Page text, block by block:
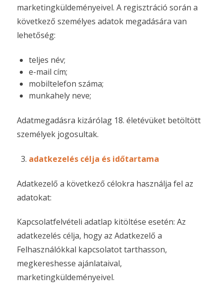
marketingküldeményeivel. A regisztráció során a
következő személyes adatok megadására van
lehetőség:
teljes név;
e-mail cím;
mobiltelefon száma;
munkahely neve;
Adatmegadásra kizárólag 18. életévüket betöltött
személyek jogosultak.
adatkezelés célja és időtartama
Adatkezelő a következő célokra használja fel az
adatokat:
Kapcsolatfelvételi adatlap kitöltése esetén: Az
adatkezelés célja, hogy az Adatkezelő a
Felhasználókkal kapcsolatot tarthasson,
megkereshesse ajánlataival,
marketingküldeményeivel.